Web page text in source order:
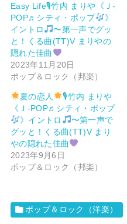
Easy Life🎙竹内 まりや《Ｊ-
POP♬シティ・ポップ
》
イントロ
〜第一声でグッ
と！くる曲(TT)V まりやの
隠れた佳曲
2023年11月20日
ポップ＆ロック（邦楽）
夏の恋人
🎙竹内 まりや
《Ｊ-POP♬シティ・ポップ
》イントロ
〜第一声で
グッと！くる曲(TT)V まり
やの隠れた佳曲
2023年9月6日
ポップ＆ロック（邦楽）
ポップ＆ロック（洋楽）